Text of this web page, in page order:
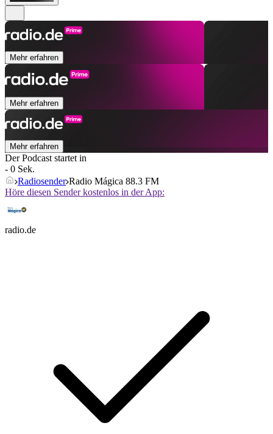
Mehr erfahren
Mehr erfahren
Mehr erfahren
Der Podcast startet in
- 0 Sek.
Radiosender Radio Mágica 88.3 FM
Höre diesen Sender kostenlos in der App:
radio.de